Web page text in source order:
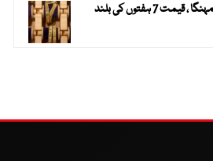
عالمی مارکیٹ میں سونا مزید مہنگا ، قیمت 7 ہفتوں کی بلند